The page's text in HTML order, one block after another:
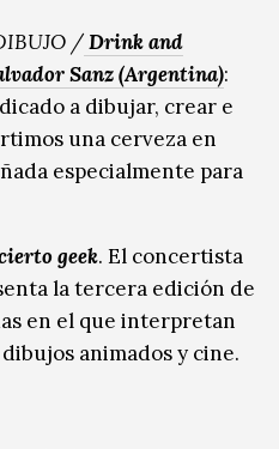
/Drink and
Sanz (Argentina):
a dibujar, crear e
una cerveza en
especialmente para
geek. El concertista
la tercera edición de
en el que interpretan
animados y cine.